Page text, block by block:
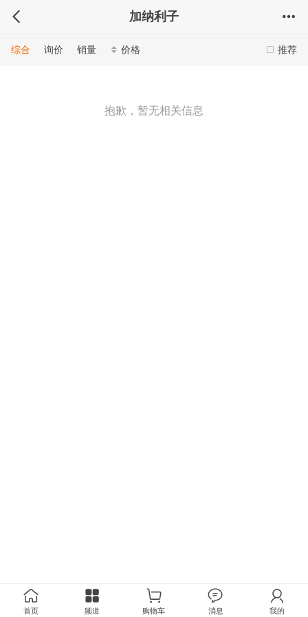
加纳利子
推荐
综合 询价 销量 价格
抱歉，暂无相关信息
首页 频道 购物车 消息 我的